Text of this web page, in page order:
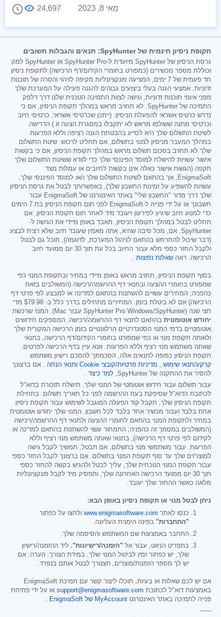
מַאִי 8, 2023
24,697
תקופת ניסיון חינמית של SpyHunter: תנאים והגבלות חשובים
גרסת הניסיון של SpyHunter מיועדת ל-SpyHunter Pro או SpyHunter למק
וכוללת מספר מכשירים (כמפורט בחומרי הקידום/דף הרכישה) לתקופת ניסיון
חד פעמית של 7 ימים, המציעה פונקציונליות מקיפה לזיהוי והסרה של תוכנות
זדוניות, אמצעי הגנה בעלי ביצועים גבוהים להגנה פעילה על המערכת שלך
מפני איומי תוכנות זדוניות, וגישה לצוות התמיכה הטכנית שלנו דרך דלפק
התמיכה של SpyHunter. לא תחויב מראש במהלך תקופת הניסיון, אם כי
נדרש כרטיס אשראי להפעלת הניסיון. (ייתכן שכרטיסי אשראי, כרטיסי חיוב
וכרטיסי מתנה ששולמו מראש לא יתקבלו במסגרת הצעה זו.) הדרישה
לשיטת התשלום שלך היא לסייע בהבטחת הגנה רציפה וללא הפרעות
במהלך המעבר מניסיון למנוי בתשלום, אם תחליט לרכוש. שיטת התשלום
שלך לא תחויב בסכום תשלום מראש במהלך תקופת הניסיון, אם כי בקשות
אישור עשויות להישלח למוסד הפיננסי שלך כדי לוודא ששיטת התשלום שלך
תקפה (הגשות אישור כאלה אינן בקשות לחיובים או עמלות מצד
EnigmaSoft, אך בהתאם לשיטת התשלום שלך ו/או למוסד הפיננסי שלך,
עשויות להשפיע על זמינות החשבון שלך). באפשרותך לבטל את גרסת הניסיון
שלך דרך מדור "החשבון שלי" באתר האינטרנט של EnigmaSoft עבור
חשבונך או על ידי פנייה ל-EnigmaSoft לפני תום תקופת הניסיון בת 7 הימים
כדי למנוע חיוב שיגיע לפירעון ויעובד מיד לאחר תום תקופת הניסיון. אם
תחליט לבטל במהלך תקופת הניסיון, תאבד באופן מיידי את הגישה ל-
SpyHunter. אם, מכל סיבה שהיא, אתה מאמין שעובד חיוב שלא רצית לבצע
(דבר שיכול להתרחש בהתאם לניהול המערכת, לדוגמה), תוכל גם לבטל
ולקבל החזר כספי מלא עבור החיוב בכל עת תוך 30 יום ממועד חיוב
הרכישה. ראה שאלות נפוצות .
בסוף תקופת הניסיון, תחויב מראש באופן מיידי במחיר ובתקופת המנוי כפי
שמפורט בחומרי ההצעה ובתנאי דף ההרשמה/רכישה (המשולבים בזאת
כהפניה; המחירים עשויים להשתנות בהתאם למדינה או למבצע לפי פרטי דף
הרכישה) אם לא ביטלת בזמן. המחירים מתחילים בדרך כלל ב- $79.98 מדי
חצי שנה (SpyHunter Pro Windows/SpyHunter עבור Mac). המנוי שרכשת
יחודש אוטומטית בהתאם לתנאי דף ההרשמה/רכישה, המספקים חידושים
אוטומטיים בדמי המנוי הסטנדרטיים הרלוונטיים בזמן הרכישה המקורית שלך
ולאותה תקופת מנוי או כפי שמפורט בחומרי הקידום/דף הרכישה, בתנאי
שאתה משתמש מנוי רציף וללא הפרעות. אנא עיין בדף הרכישה לפרטים.
תקופת הניסיון כפופה לתנאים אלה, הסכמתך להסכם רישיון משתמש
קרקע/תנאי שימוש , מדיניות פרטיות/קובצי Cookie ותנאי הנחה . אם ברצונך
להסיר את ההתקנה של SpyHunter,
למד כיצד .
עבור תשלום עבור חידוש אוטומטי של המנוי שלך, תישלח תזכורת בדוא"ל
לכתובת הדוא"ל שסיפקת בעת ההרשמה לפני כל תאריך תשלום. בתחילת
תקופת הניסיון שלך, תקבל קוד הפעלה המוגבל לשימוש עבור תקופת ניסיון
אחת בלבד ועבור מכשיר אחד בלבד לכל חשבון. המנוי שלך יחודש אוטומטית
במחיר ולתקופת המנוי בהתאם לחומרי ההצעה ולתנאי דף ההרשמה/רכישה
(המשולבים במסמך זה כהפניה; התמחור עשוי להשתנות בהתאם למדינה או
לקידום לפי פרטי דף הרכישה), בתנאי שאתה משתמש מנוי רציף וללא
הפרעות. עבור משתמשי מנוי בתשלום, אם תבטל, תמשיך לקבל גישה
למוצר/ים שלך עד סוף תקופת המנוי בתשלום. אם ברצונך לקבל החזר כספי
עבור תקופת המנוי הנוכחית שלך, עליך לבטל ולהגיש בקשה להחזר כספי
תוך 30 יום ממועד הרכישה האחרונה שלך, ותפסיק מיד לקבל פונקציונליות
מלאה כאשר ההחזר שלך יעובד.
ניתן לבטל מנוי או תקופת ניסיון באופן הבא:
כנסו לאתר www.enigmasoftware.com ולחצו על כפתור
"התחברות" בפינה הימנית העליונה.
התחבר באמצעות שם המשתמש והסיסמה שלך.
בתפריט הניווט, עבור אל "הזמנה/רישיונות". ליד ההזמנה/רישיון
שלך, יש כפתור זמין לביטול המנוי שלך, במידת הצורך. הערה: אם
יש לך מספר הזמנות/מוצרים, תצטרך לבטל אותם בנפרד.
אם יש לכם שאלות או בעיות, תוכלו ליצור קשר עם תמיכת EnigmaSoft
באמצעות דוא"ל לכתובת support@enigmasoftware.com או על ידי פתיחת
פנייה לתמיכה באתר האינטרנט MyAccount של EnigmaSoft
.
------